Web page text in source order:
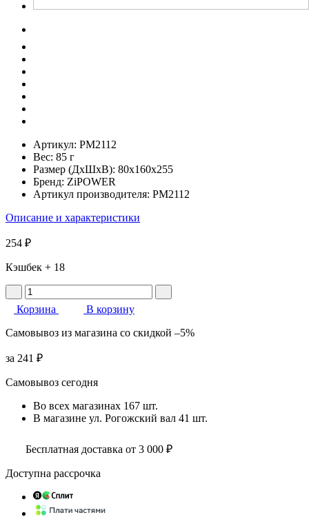
Артикул: PM2112
Вес: 85 г
Размер (ДхШхВ): 80x160x255
Бренд: ZiPOWER
Артикул производителя: PM2112
Описание и характеристики
254 ₽
Кэшбек + 18
Корзина
В корзину
Самовывоз из магазина со скидкой –5%
за 241 ₽
Самовывоз сегодня
Во всех магазинах 167 шт.
В магазине ул. Рогожский вал 41 шт.
Бесплатная доставка от 3 000 ₽
Доступна рассрочка